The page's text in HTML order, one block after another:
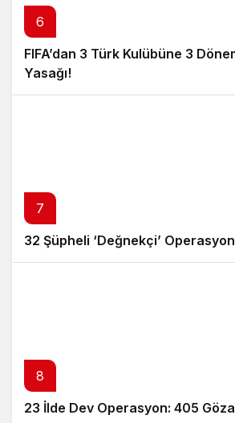
6
FIFA’dan 3 Türk Kulübüne 3
Yasağı!
7
32 Şüpheli ‘Değnekçi’
8
23 İlde Dev Operasyon: 405